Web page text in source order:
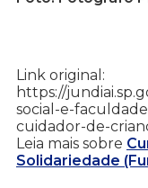
Link original:
https://
social-e-
cuidador-de-
Leia mais sobre
Solidariedade